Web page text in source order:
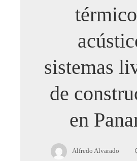
sistemas
de
en
Alfredo Alvarado